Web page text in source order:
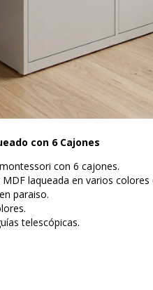
con 6 Cajones
con 6 cajones.
laqueada en varios
paraiso.
telescópicas.